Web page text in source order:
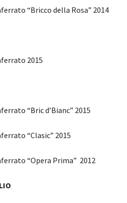
“Bricco della Rosa” 2014
2015
“Bric d’Bianc” 2015
“Clasic” 2015
“Opera Prima” 2012